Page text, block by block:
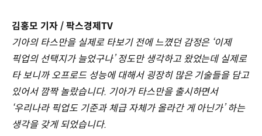
김홍모 기자 / 팍스경제TV
기아의 타스만을 실제로 타보기 전에 느꼈던 감정은 ‘이제
픽업의 선택지가 늘었구나’ 정도만 생각하고 왔었는데 실제로
타 보니까 오프로드 성능에 대해서 굉장히 많은 기술들을 담고
있어서 깜짝 놀랐습니다. 기아가 타스만을 출시하면서
‘우리나라 픽업도 기준과 체급 자체가 올라간 게 아닌가’ 하는
생각을 갖게 되었습니다.